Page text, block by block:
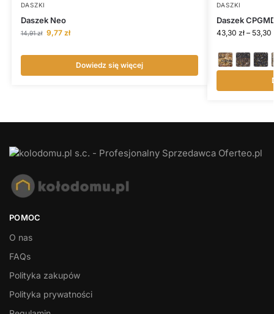
DASZKI
Daszek Neo
14,91zł 9,77 zł
Dowiedz się więcej
DASZKI
Daszek
43,30 zł – 53,30
POMOC
O nas
FAQs
Polityka zakupów
Polityka prywatności